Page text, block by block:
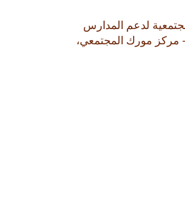
لدعم المدارس
مركز مورك المجتمعي،